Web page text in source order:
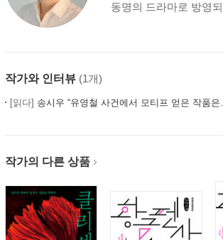
동명의 드라마로 방영
작가와 인터뷰 (1개)
[읽다] 송시우 “유영철 사건에서 모티프 얻은 작품
작가의 다른 상품